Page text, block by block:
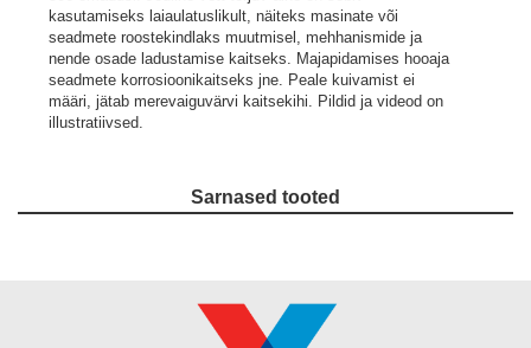
kasutamiseks laiaulatuslikult, näiteks masinate või
seadmete roostekindlaks muutmisel, mehhanismide ja
nende osade ladustamise kaitseks. Majapidamises hooaja
seadmete korrosioonikaitseks jne. Peale kuivamist ei
määri, jätab merevaiguvärvi kaitsekihi. Pildid ja videod on
illustratiivsed.
Sarnased tooted